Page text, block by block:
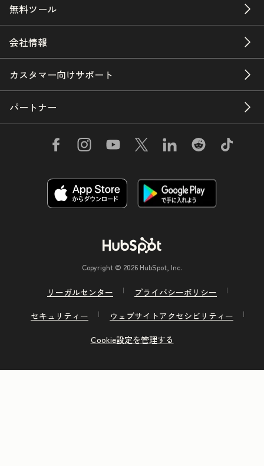
無料ツール
会社情報
カスタマー向けサポート
パートナー
Copyright © 2026 HubSpot, Inc.
リーガルセンター
プライバシーポリシー
セキュリティー
ウェブサイトアクセシビリティー
Cookie設定を管理する